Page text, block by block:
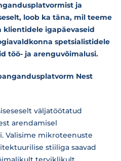
ja
loob ka täna, mil teeme
igapäevaseid
spetsialistidele
töö- ja arenguvõimalusi.
Nest
väljatöötatud
arendamisel
Valisime mikroteenuste
stiiliga saavad